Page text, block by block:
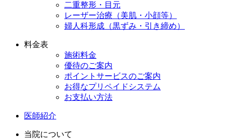
二重整形・目元
レーザー治療（美肌・小顔等）
婦人科形成（黒ずみ・引き締め）
料金表
施術料金
優待のご案内
ポイントサービスのご案内
お得なプリペイドシステム
お支払い方法
医師紹介
当院について